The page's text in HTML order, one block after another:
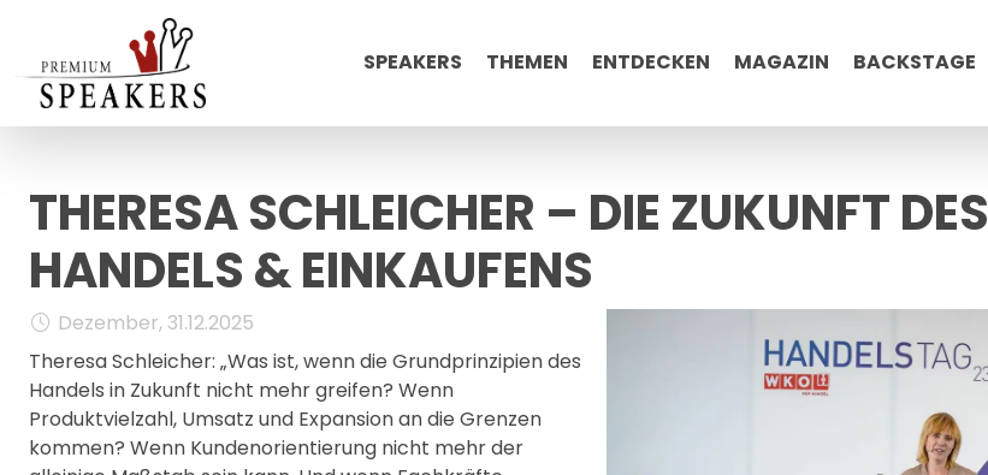
SPEAKERS THEMEN ENTDECKEN MAGAZIN BACKSTAGE
THERESA SCHLEICHER – DIE ZUKUNFT DES
HANDELS & EINKAUFENS
Dezember, 31.12.2025
Theresa Schleicher: „Was ist, wenn die Grundprinzipien des
Handels in Zukunft nicht mehr greifen? Wenn
Produktvielzahl, Umsatz und Expansion an die Grenzen
kommen? Wenn Kundenorientierung nicht mehr der